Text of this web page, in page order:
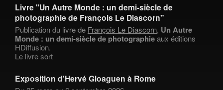
Livre "Un Autre Monde : un demi-siècle de
photographie de François Le Diascorn"
Publication du livre de François Le Diascorn, Un Autre
Monde : un demi-siècle de photographieaux éditions
HDiffusion.
Le livre sort
Exposition d'Hervé Gloaguen à Rome